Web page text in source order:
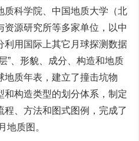
质科学院、中国地质大学（北
源研究所等多家单位，以中
利用国际上其它月球探测数据
”、形貌、成分、构造和地质
地质年表，建立了撞击坑物
和构造类型的划分体系，制定
、方法和图式图例，完成了
地质图。